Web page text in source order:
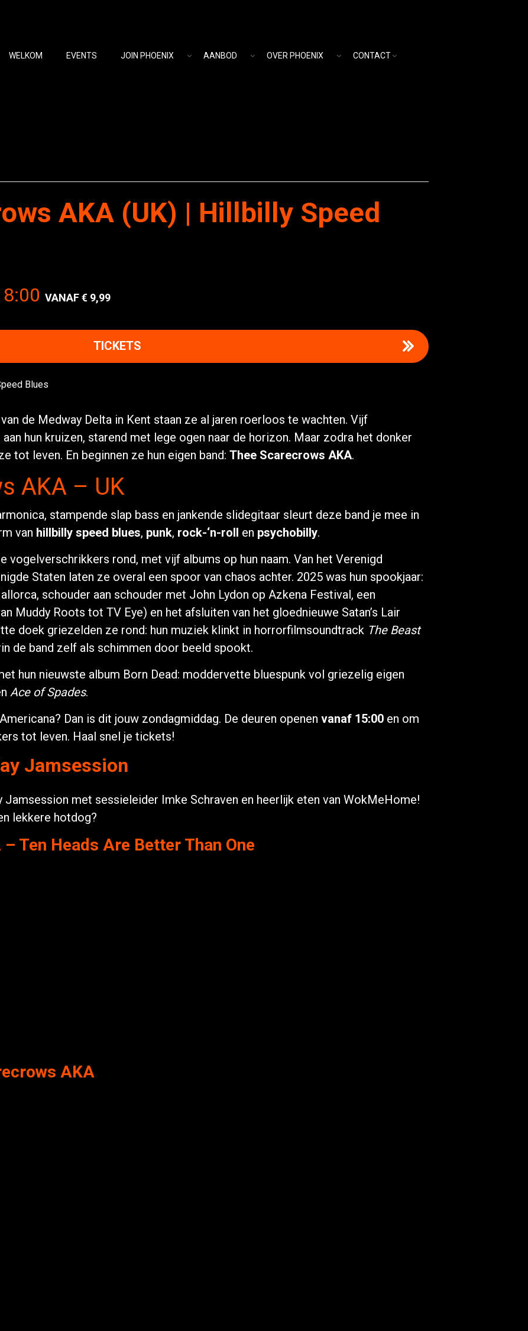
WELKOM EVENTS JOIN PHOENIX AANBOD OVER PHOENIX CONTACT
AKA (UK) | Hillbilly Speed
9,99
TICKETS
de Medway Delta in Kent staan ze al jaren roerloos te wachten. Vijf
hun kruizen, starend met lege ogen naar de horizon. Maar zodra het donker
tot leven. En beginnen ze hun eigen band: Thee Scarecrows AKA.
AKA – UK
stampende slap bass en jankende slidegitaar sleurt deze band je mee in
van hillbilly speed blues, punk, rock-‘n-roll en psychobilly.
vogelverschrikkers rond, met vijf albums op hun naam. Van het Verenigd
Staten laten ze overal een spoor van chaos achter. 2025 was hun spookjaar:
schouder aan schouder met John Lydon op Azkena Festival, een
Muddy Roots tot TV Eye) en het afsluiten van het gloednieuwe Satan’s Lair
doek griezelden ze rond: hun muziek klinkt in horrorfilmsoundtrack The Beast
de band zelf als schimmen door beeld spookt.
hun nieuwste album Born Dead: moddervette bluespunk vol griezelig eigen
Ace of Spades.
Dan is dit jouw zondagmiddag. De deuren openen vanaf 15:00 en om
tot leven. Haal snel je tickets!
Jamsession
Jamsession met sessieleider Imke Schraven en heerlijk eten van WokMeHome!
lekkere hotdog?
Ten Heads Are Better Than One
AKA